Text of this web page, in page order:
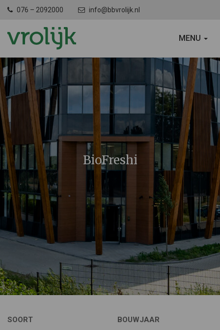
076 – 2092000 info@bbvrolijk.nl
SCHAKEL
MENU
BioFreshi
SOORT
BOUWJAAR